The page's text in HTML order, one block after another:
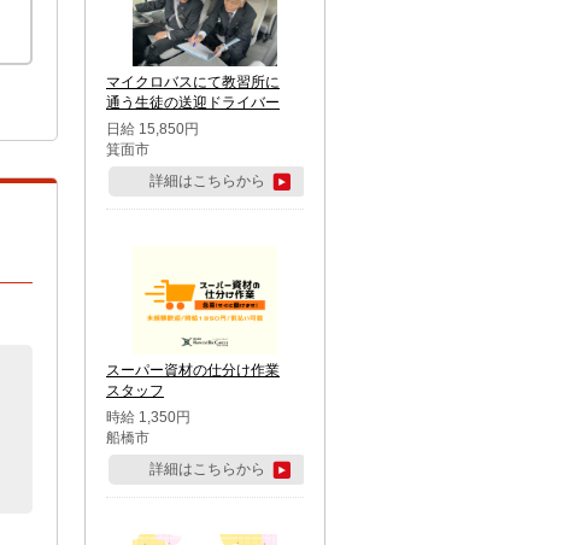
マイクロバスにて教習所に
通う生徒の送迎ドライバー
日給 15,850円
箕面市
詳細はこちらから
スーパー資材の仕分け作業
スタッフ
時給 1,350円
船橋市
詳細はこちらから